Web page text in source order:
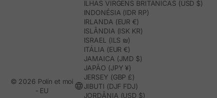
ILHAS VIRGENS BRITÂNICAS (USD $)
INDONÉSIA (IDR RP)
IRLANDA (EUR €)
ISLÂNDIA (ISK KR)
ISRAEL (ILS ₪)
ITÁLIA (EUR €)
JAMAICA (JMD $)
JAPÃO (JPY ¥)
JERSEY (GBP £)
JIBUTI (DJF FDJ)
JORDÂNIA (USD $)
© 2026 Polín et moi
- EU